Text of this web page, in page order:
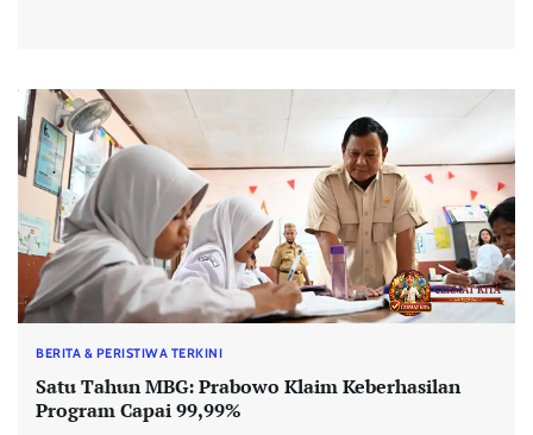
BERITA & PERISTIWA TERKINI
Satu Tahun MBG: Prabowo Klaim Keberhasilan
Program Capai 99,99%